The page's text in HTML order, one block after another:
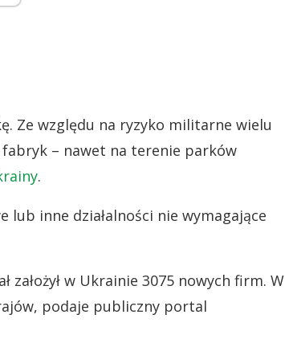
Ze względu na ryzyko militarne wielu
– nawet na terenie parków
.
inne działalności nie wymagające
w Ukrainie 3075 nowych firm. W
podaje publiczny portal